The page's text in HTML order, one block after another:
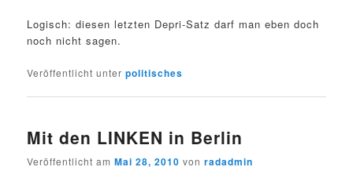
Logisch: diesen letzten Depri-Satz darf man eben doch
noch nicht sagen.
Veröffentlicht unter politisches
Mit den LINKEN in Berlin
Veröffentlicht amMai 28, 2010 vonradadmin